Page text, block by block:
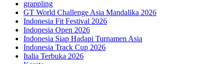
grappling
GT World Challenge Asia Mandalika 2026
Indonesia Fit Festival 2026
Indonesia Open 2026
Indonesia Siap Hadapi Turnamen Asia
Indonesia Track Cup 2026
Italia Terbuka 2026